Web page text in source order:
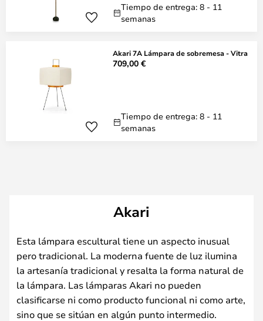
Tiempo de entrega: 8 - 11
semanas
Akari 7A Lámpara de sobremesa - Vitra
709,00 €
Tiempo de entrega: 8 - 11
semanas
Akari
Esta lámpara escultural tiene un aspecto inusual
pero tradicional. La moderna fuente de luz ilumina
la artesanía tradicional y resalta la forma natural de
la lámpara. Las lámparas Akari no pueden
clasificarse ni como producto funcional ni como arte,
sino que se sitúan en algún punto intermedio.